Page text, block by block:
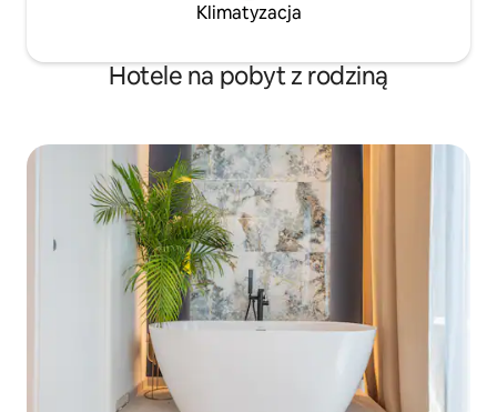
Klimatyzacja
Hotele na pobyt z rodziną